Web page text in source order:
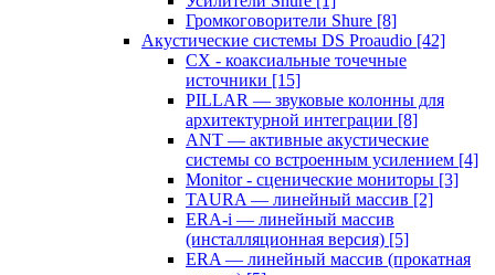
Громкоговорители Shure [8]
Акустические системы DS Proaudio [42]
CX - коаксиальные точечные
источники [15]
PILLAR — звуковые колонны для
архитектурной интеграции [8]
ANT — активные акустические
системы со встроенным усилением [4]
Monitor - сценические мониторы [3]
TAURA — линейный массив [2]
ERA-i — линейный массив
(инсталляционная версия) [5]
ERA — линейный массив (прокатная